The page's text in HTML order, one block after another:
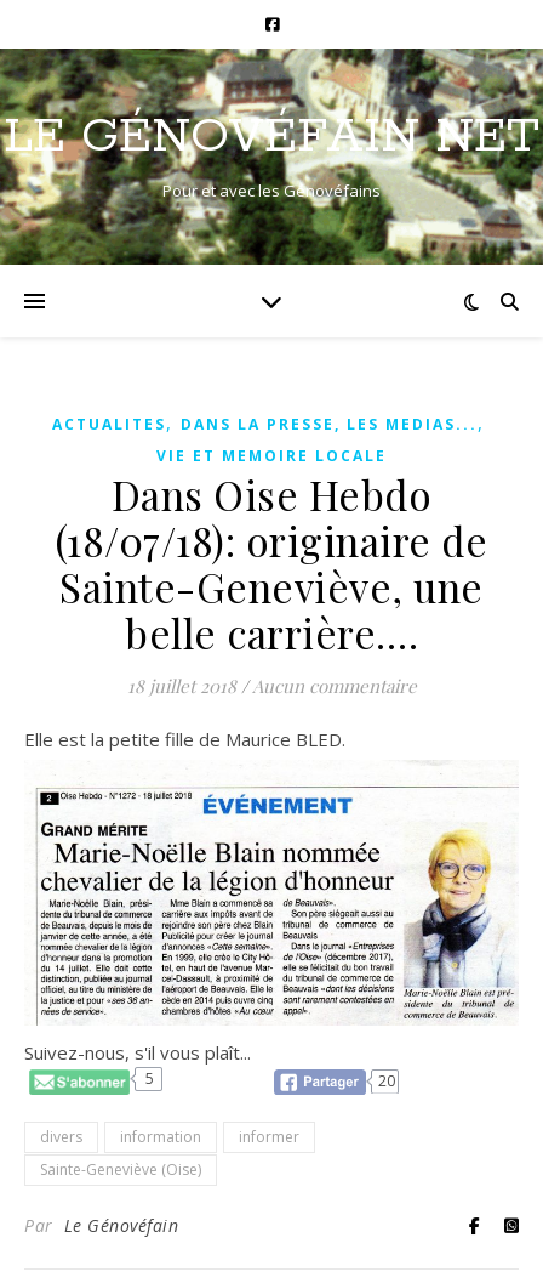
LE GÉNOVÉFAIN NET
Pour et avec les Génovéfains
ACTUALITES, DANS LA PRESSE, LES MEDIAS... ,
VIE ET MEMOIRE LOCALE
Dans Oise Hebdo
(18/07/18): originaire de
Sainte-Geneviève, une
belle carrière….
18 juillet 2018 /Aucun commentaire
Elle est la petite fille de Maurice BLED.
Suivez-nous, s'il vous plaît...
5 20
divers information
informer
Sainte-Geneviève (Oise)
Par Le Génovéfain